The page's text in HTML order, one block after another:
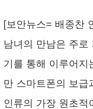
[보안뉴스= 배종찬
남녀의 만남은 주로
기를 통해 이루어지
만 스마트폰의 보급
인류의 가장 원초적